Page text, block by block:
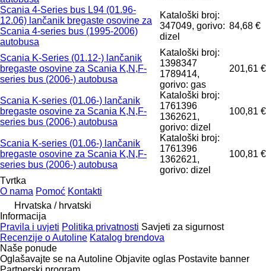
Scania 4-Series bus L94 (01.96-
12.06) lančanik bregaste osovine za
Scania 4-series bus (1995-2006)
autobusa
Kataloški broj:
347049, gorivo:
dizel
84,68 €
Scania K-Series (01.12-) lančanik
bregaste osovine za Scania K,N,F-
series bus (2006-) autobusa
Kataloški broj:
1398347
1789414,
gorivo: gas
201,61 €
Scania K-series (01.06-) lančanik
bregaste osovine za Scania K,N,F-
series bus (2006-) autobusa
Kataloški broj:
1761396
1362621,
gorivo: dizel
100,81 €
Scania K-series (01.06-) lančanik
bregaste osovine za Scania K,N,F-
series bus (2006-) autobusa
Kataloški broj:
1761396
1362621,
gorivo: dizel
100,81 €
Tvrtka
O nama Pomoć Kontakti
Hrvatska / hrvatski
Informacija
Pravila i uvjeti Politika privatnosti Savjeti za sigurnost
Recenzije o Autoline Katalog brendova
Naše ponude
Oglašavajte se na Autoline Objavite oglas Postavite banner